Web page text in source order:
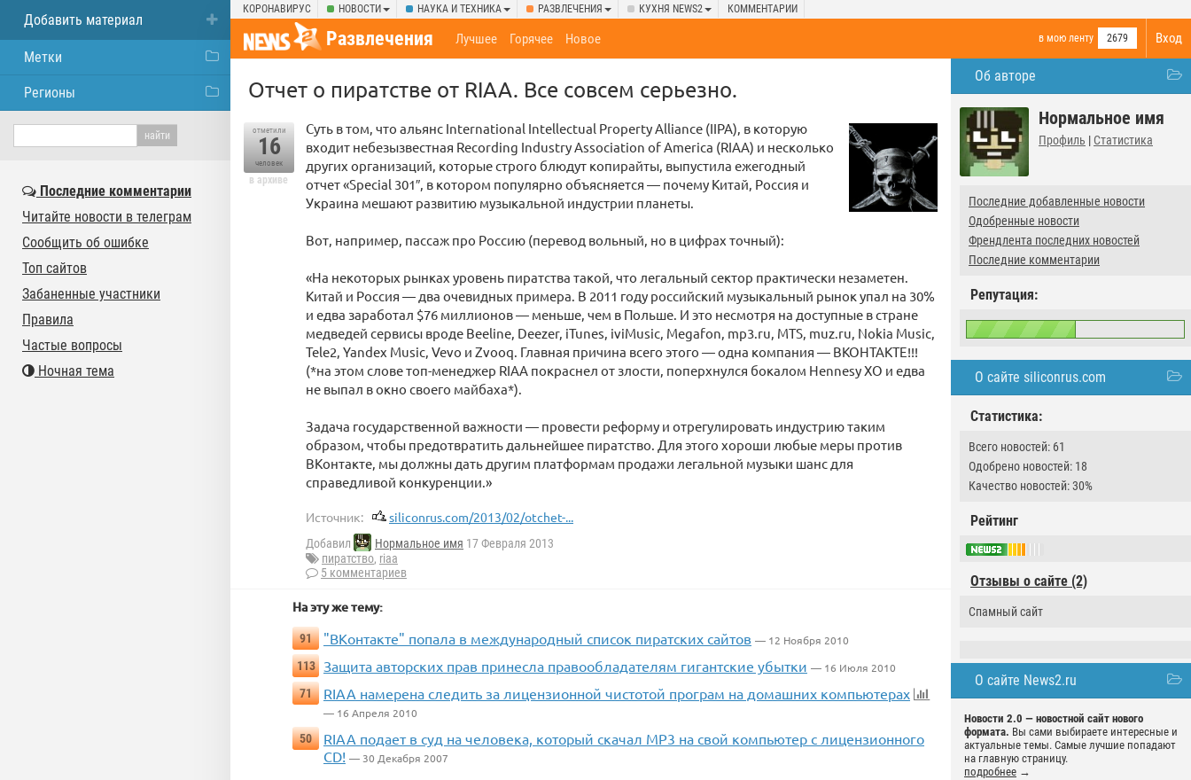
КОРОНАВИРУС НОВОСТИ НАУКА И ТЕХНИКА РАЗВЛЕЧЕНИЯ КУХНЯ NEWS2 КОММЕНТАРИИ
Вход
Развлечения в мою ленту 2679
Лучшее Горячее Новое
Об авторе
Нормальное имя
Профиль | Статистика
Последние добавленные новости
Одобренные новости
Френдлента последних новостей
Последние комментарии
Репутация:
О сайте siliconrus.com
Статистика:
Всего новостей: 61
Одобрено новостей: 18
Качество новостей: 30%
Рейтинг
Отзывы о сайте (2)
Спамный сайт
О сайте News2.ru
Новости 2.0 — новостной сайт нового
формата. Вы сами выбираете интересные и
актуальные темы. Самые лучшие попадают
на главную страницу.
подробнее →
Отчет о пиратстве от RIAA. Все совсем серьезно.
отметили
16
человек
в архиве
Суть в том, что альянс International Intellectual Property Alliance (IIPA), в которую
входит небезызвестная Recording Industry Association of America (RIAA) и несколько
других организаций, которые строго блюдут копирайты, выпустила ежегодный
отчет «Special 301″, в котором популярно объясняется — почему Китай, Россия и
Украина мешают развитию музыкальной индустрии планеты.
Вот, например, пассаж про Россию (перевод вольный, но в цифрах точный):
«На некоторых рынках уровень пиратства такой, что легальный сектор практически незаметен.
Китай и Россия — два очевидных примера. В 2011 году российский музыкальный рынок упал на 30%
и едва заработал $76 миллионов — меньше, чем в Польше. И это несмотря на доступные в стране
медведей сервисы вроде Beeline, Deezer, iTunes, iviMusic, Megafon, mp3.ru, MTS, muz.ru, Nokia Music,
Tele2, Yandex Music, Vevo и Zvooq. Главная причина всего этого — одна компания — ВКОНТАКТЕ!!!
(*на этом слове топ-менеджер RIAA покраснел от злости, поперхнулся бокалом Hennesy XO и едва
не выпал в окно своего майбаха*).
Задача государственной важности — провести реформу и отрегулировать индустрию таким
образом, чтобы предотвратить дальнейшее пиратство. Для этого хороши любые меры против
ВКонтакте, мы должны дать другим платформам продажи легальной музыки шанс для
справедливой конкуренции.»
Источник: siliconrus.com/2013/02/otchet-...
Добавил Нормальное имя 17 Февраля 2013
пиратство, riaa
5 комментариев
На эту же тему:
91 "ВКонтакте" попала в международный список пиратских сайтов — 12 Ноября 2010
113 Защита авторских прав принесла правообладателям гигантские убытки — 16 Июля 2010
71
RIAA намерена следить за лицензионной чистотой програм на домашних компьютерах
— 16 Апреля 2010
50
RIAA подает в суд на человека, который скачал MP3 на свой компьютер с лицензионного
CD! — 30 Декабря 2007
Добавить материал
Метки
Регионы
Последние комментарии
Читайте новости в телеграм
Сообщить об ошибке
Топ сайтов
Забаненные участники
Правила
Частые вопросы
Ночная тема